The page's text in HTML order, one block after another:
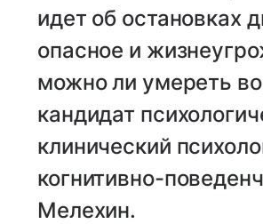
идет об остановках
опасное и
можно ли умереть
кандидат
клинический
когнитивно-
Мелехин.